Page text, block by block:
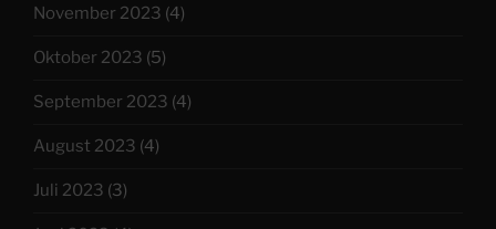
November 2023 (4)
Oktober 2023 (5)
September 2023 (4)
August 2023 (4)
Juli 2023 (3)